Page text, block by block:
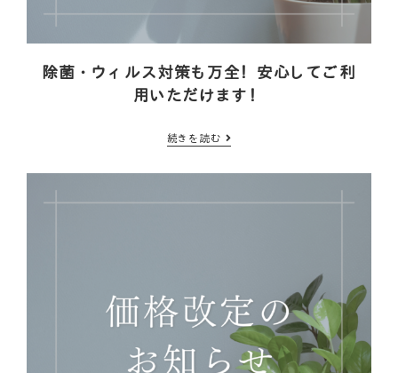
除菌・ウィルス対策も万全！安心してご利
用いただけます！
続きを読む